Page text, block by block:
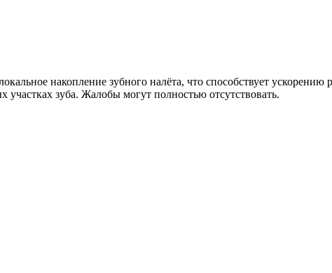
накопление зубного налёта, что способствует
зуба. Жалобы могут полностью отсутствовать.